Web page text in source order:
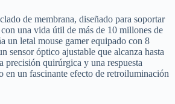
de membrana, diseñado para soportar
con una vida útil de más de 10 millones de
un letal mouse gamer equipado con 8
sensor óptico ajustable que alcanza hasta
precisión quirúrgica y una respuesta
en un fascinante efecto de retroiluminación